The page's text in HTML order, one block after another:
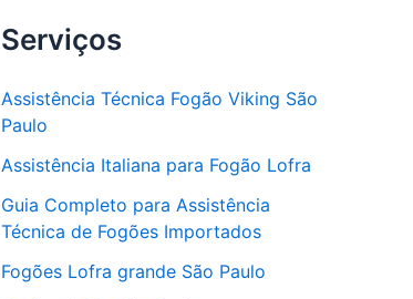
Serviços
Assistência Técnica Fogão Viking São
Paulo
Assistência Italiana para Fogão Lofra
Guia Completo para Assistência
Técnica de Fogões Importados
Fogões Lofra grande São Paulo